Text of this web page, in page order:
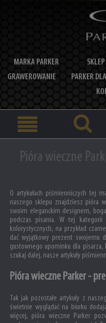
MARKA PARKER
GRAWEROWANIE
PARKER
Pióra wieczne
O artykułach piśmienniczych tej
naszego sklepu znajdziesz pióra
swoim eleganckim designem,
podczas pisania. W tej
kolorystycznych, na przykład
dać wyjątkowy prezent swojemu
gustownego upominku dla pisarza,
szukaj dalej, nasze artykuły
Pióra wieczne Parker -
Tak jak pozostałe artykuły z
świetnie wyglądać na biurku
więcej, pióra wieczne Parker